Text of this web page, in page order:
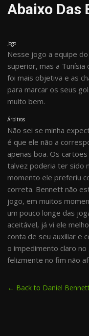
Abaixo Das
Jogo
Nesse jogo a equipe
superior, mas a Tunísia
foi mais objetiva e as
para marcar os seus
muito bem.
Árbitros
Não sei se minha
é que ele não a
apenas boa. Os
talvez poderia ter sido
momento ele preferiu
correta. Bennett não
jogo, em muitos
um pouco longe das
aceitável, já vi ele
conta de seu auxiliar e
o impedimento claro
felizmente no fim não
← Back to Daniel